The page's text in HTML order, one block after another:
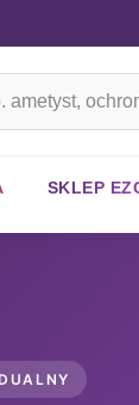
SKLEP